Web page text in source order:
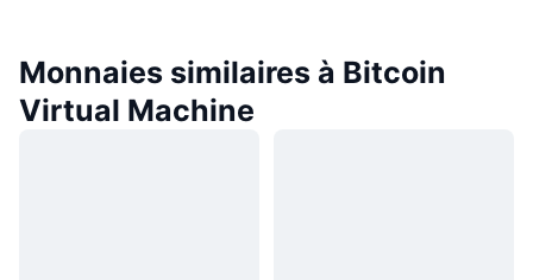
Monnaies similaires à Bitcoin
Virtual Machine